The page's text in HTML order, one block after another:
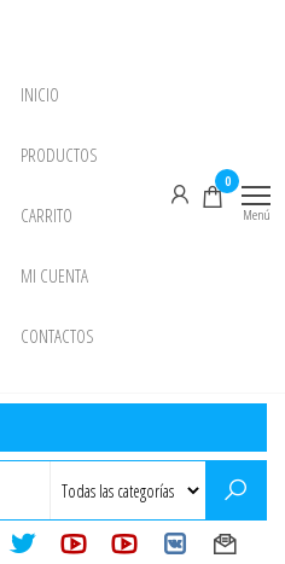
INICIO
PRODUCTOS
CARRITO
MI CUENTA
CONTACTOS
0
Menú